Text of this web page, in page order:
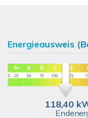
Energieausweis
118,40